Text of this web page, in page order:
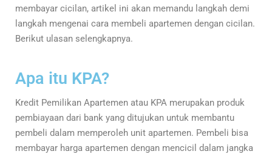
membayar cicilan, artikel ini akan memandu langkah demi
langkah mengenai cara membeli apartemen dengan cicilan.
Berikut ulasan selengkapnya.
Apa itu KPA?
Kredit Pemilikan Apartemen atau KPA merupakan produk
pembiayaan dari bank yang ditujukan untuk membantu
pembeli dalam memperoleh unit apartemen. Pembeli bisa
membayar harga apartemen dengan mencicil dalam jangka